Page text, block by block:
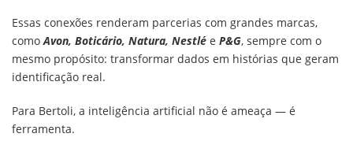
Essas conexões renderam parcerias com grandes marcas,
comoAvon, Boticário, Natura, Nestlé e P&G, sempre com o
mesmo propósito: transformar dados em histórias que geram
identificação real.
Para Bertoli, a inteligência artificial não é ameaça — é
ferramenta.